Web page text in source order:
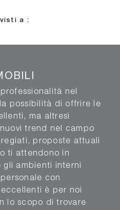
visti a :
nel
possibilità di offrire le
ma altresì
trend nel campo
proposte attuali
ti attendono in
gli ambienti interni
con
è per noi
lo scopo di trovare